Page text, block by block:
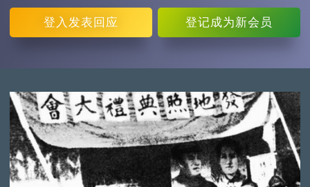
登入 发表回应 登记成为新会员